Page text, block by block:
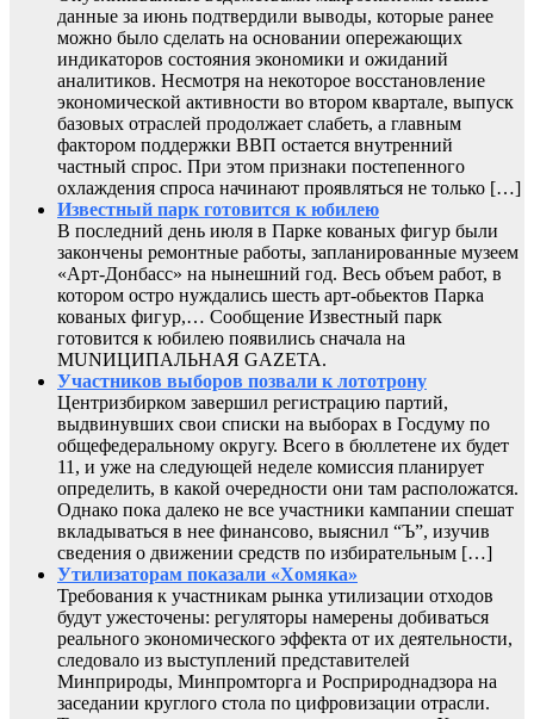
данные за июнь подтвердили выводы, которые ранее
можно было сделать на основании опережающих
индикаторов состояния экономики и ожиданий
аналитиков. Несмотря на некоторое восстановление
экономической активности во втором квартале, выпуск
базовых отраслей продолжает слабеть, а главным
фактором поддержки ВВП остается внутренний
частный спрос. При этом признаки постепенного
охлаждения спроса начинают проявляться не только […]
Известный парк готовится к юбилею
В последний день июля в Парке кованых фигур были
закончены ремонтные работы, запланированные музеем
«Арт-Донбасс» на нынешний год. Весь объем работ, в
котором остро нуждались шесть арт-обьектов Парка
кованых фигур,… Сообщение Известный парк
готовится к юбилею появились сначала на
MUNИЦИПАЛЬНАЯ GAZЕТА.
Участников выборов позвали к лототрону
Центризбирком завершил регистрацию партий,
выдвинувших свои списки на выборах в Госдуму по
общефедеральному округу. Всего в бюллетене их будет
11, и уже на следующей неделе комиссия планирует
определить, в какой очередности они там расположатся.
Однако пока далеко не все участники кампании спешат
вкладываться в нее финансово, выяснил “Ъ”, изучив
сведения о движении средств по избирательным […]
Утилизаторам показали «Хомяка»
Требования к участникам рынка утилизации отходов
будут ужесточены: регуляторы намерены добиваться
реального экономического эффекта от их деятельности,
следовало из выступлений представителей
Минприроды, Минпромторга и Росприроднадзора на
заседании круглого стола по цифровизации отрасли.